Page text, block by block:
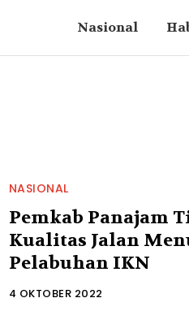
Nasional
NASIONAL
Pemkab Panajam
Kualitas Jalan
Pelabuhan IKN
4 OKTOBER 2022